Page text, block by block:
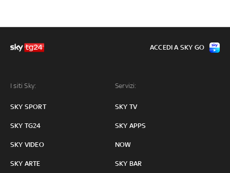
I siti Sky:
SKY SPORT
SKY TG24
SKY VIDEO
SKY ARTE
Servizi:
SKY TV
SKY APPS
NOW
SKY BAR
ACCEDI A SKY GO